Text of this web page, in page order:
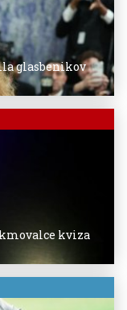
glasbenikov
kviza